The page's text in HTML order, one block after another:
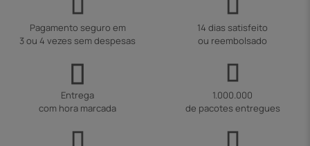
Pagamento seguro em
3 ou 4 vezes sem despesas
14 dias satisfeito
ou reembolsado
Entrega
com hora marcada
1.000.000
de pacotes entregues